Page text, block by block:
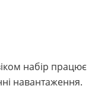
набір працює
навантаження.